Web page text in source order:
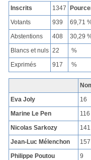
Inscrits 1347
Votants
939
69,71
Abstentions
408
30,29
Blancs et nuls 22
%
Exprimés
917 %
Eva Joly
16
Marine Le Pen
116
Nicolas Sarkozy
141
Jean-Luc Mélenchon
157
Philippe Poutou
9